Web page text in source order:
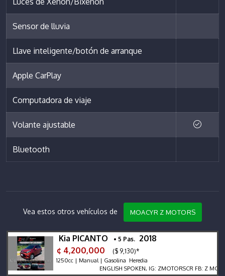
Sensor de lluvia
Llave inteligente/botón de arranque
Apple CarPlay
Computadora de viaje
Volante ajustable
Bluetooth
Vea estos otros vehículos de MOACYR Z MOTORS
Kia PICANTO • 5 Pas. 2018
¢ 4,200,000
($ 9,130)*
1250cc | Manual | Gasolina Heredia
ENGLISH SPOKEN, IG: ZMOTORSCR FB: Z